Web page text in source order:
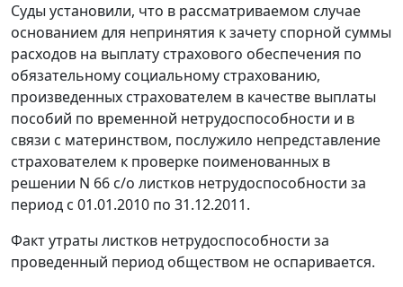
Суды установили, что в рассматриваемом случае
основанием для непринятия к зачету спорной суммы
расходов на выплату страхового обеспечения по
обязательному социальному страхованию,
произведенных страхователем в качестве выплаты
пособий по временной нетрудоспособности и в
связи с материнством, послужило непредставление
страхователем к проверке поименованных в
решении N 66 с/о листков нетрудоспособности за
период с 01.01.2010 по 31.12.2011.
Факт утраты листков нетрудоспособности за
проведенный период обществом не оспаривается.